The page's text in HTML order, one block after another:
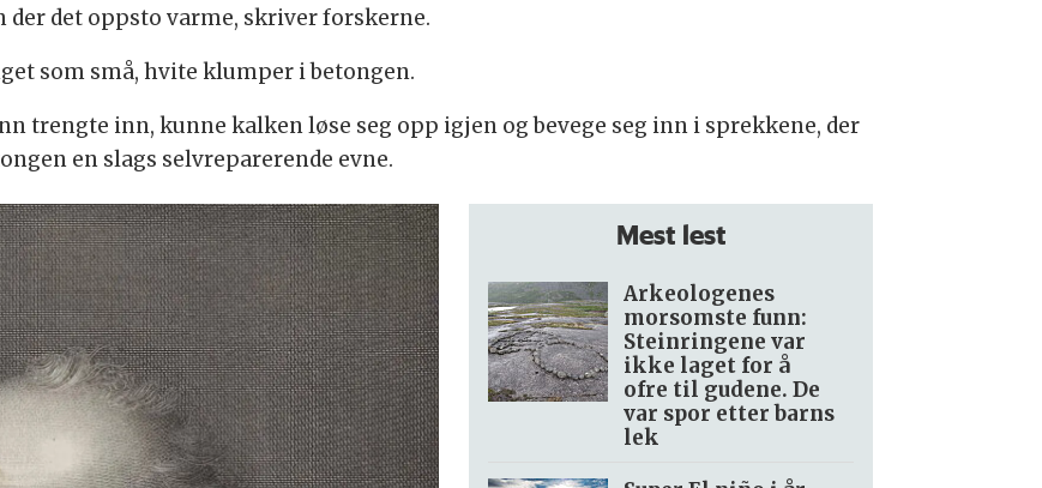
det oppsto varme, skriver forskerne.
som små, hvite klumper i betongen.
trengte inn, kunne kalken løse seg opp igjen og bevege seg inn i sprekkene, der
en slags selvreparerende evne.
Mest lest
Arkeologenes
morsomste funn:
Steinringene var
ikke laget for å
ofre til gudene. De
var spor etter barns
lek